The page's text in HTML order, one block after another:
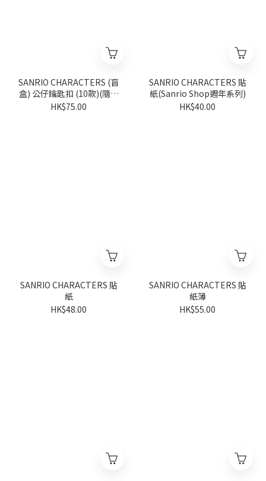
SANRIO CHARACTERS (盲
盒) 公仔鑰匙扣 (10款)(隨機
派發)(Sanrio Shop週年系
HK$75.00
SANRIO CHARACTERS 貼
紙(Sanrio Shop週年系列)
HK$40.00
SANRIO CHARACTERS 貼
紙
HK$48.00
SANRIO CHARACTERS 貼
紙簿
HK$55.00